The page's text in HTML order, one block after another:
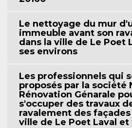
Le nettoyage du mur
immeuble avant son
dans la ville de Le Poet
ses environs
Les professionnels qui
proposés par la société
Rénovation Génarale
s'occuper des travaux
ravalement des façades
ville de Le Poet Laval et